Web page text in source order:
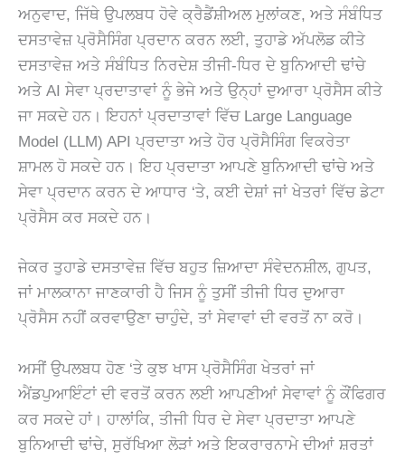
ਅਨੁਵਾਦ, ਜਿੱਥੇ ਉਪਲਬਧ ਹੋਵੇ ਕ੍ਰੈਡੈਂਸ਼ੀਅਲ ਮੁਲਾਂਕਣ, ਅਤੇ ਸੰਬੰਧਿਤ
ਦਸਤਾਵੇਜ਼ ਪ੍ਰੋਸੈਸਿੰਗ ਪ੍ਰਦਾਨ ਕਰਨ ਲਈ, ਤੁਹਾਡੇ ਅੱਪਲੋਡ ਕੀਤੇ
ਦਸਤਾਵੇਜ਼ ਅਤੇ ਸੰਬੰਧਿਤ ਨਿਰਦੇਸ਼ ਤੀਜੀ-ਧਿਰ ਦੇ ਬੁਨਿਆਦੀ ਢਾਂਚੇ
ਅਤੇ AI ਸੇਵਾ ਪ੍ਰਦਾਤਾਵਾਂ ਨੂੰ ਭੇਜੇ ਅਤੇ ਉਨ੍ਹਾਂ ਦੁਆਰਾ ਪ੍ਰੋਸੈਸ ਕੀਤੇ
ਜਾ ਸਕਦੇ ਹਨ। ਇਹਨਾਂ ਪ੍ਰਦਾਤਾਵਾਂ ਵਿੱਚ Large Language
Model (LLM) API ਪ੍ਰਦਾਤਾ ਅਤੇ ਹੋਰ ਪ੍ਰੋਸੈਸਿੰਗ ਵਿਕਰੇਤਾ
ਸ਼ਾਮਲ ਹੋ ਸਕਦੇ ਹਨ। ਇਹ ਪ੍ਰਦਾਤਾ ਆਪਣੇ ਬੁਨਿਆਦੀ ਢਾਂਚੇ ਅਤੇ
ਸੇਵਾ ਪ੍ਰਦਾਨ ਕਰਨ ਦੇ ਆਧਾਰ ‘ਤੇ, ਕਈ ਦੇਸ਼ਾਂ ਜਾਂ ਖੇਤਰਾਂ ਵਿੱਚ ਡੇਟਾ
ਪ੍ਰੋਸੈਸ ਕਰ ਸਕਦੇ ਹਨ।
ਜੇਕਰ ਤੁਹਾਡੇ ਦਸਤਾਵੇਜ਼ ਵਿੱਚ ਬਹੁਤ ਜ਼ਿਆਦਾ ਸੰਵੇਦਨਸ਼ੀਲ, ਗੁਪਤ,
ਜਾਂ ਮਾਲਕਾਨਾ ਜਾਣਕਾਰੀ ਹੈ ਜਿਸ ਨੂੰ ਤੁਸੀਂ ਤੀਜੀ ਧਿਰ ਦੁਆਰਾ
ਪ੍ਰੋਸੈਸ ਨਹੀਂ ਕਰਵਾਉਣਾ ਚਾਹੁੰਦੇ, ਤਾਂ ਸੇਵਾਵਾਂ ਦੀ ਵਰਤੋਂ ਨਾ ਕਰੋ।
ਅਸੀਂ ਉਪਲਬਧ ਹੋਣ ‘ਤੇ ਕੁਝ ਖਾਸ ਪ੍ਰੋਸੈਸਿੰਗ ਖੇਤਰਾਂ ਜਾਂ
ਐਂਡਪੁਆਇੰਟਾਂ ਦੀ ਵਰਤੋਂ ਕਰਨ ਲਈ ਆਪਣੀਆਂ ਸੇਵਾਵਾਂ ਨੂੰ ਕੌਂਫਿਗਰ
ਕਰ ਸਕਦੇ ਹਾਂ। ਹਾਲਾਂਕਿ, ਤੀਜੀ ਧਿਰ ਦੇ ਸੇਵਾ ਪ੍ਰਦਾਤਾ ਆਪਣੇ
ਬੁਨਿਆਦੀ ਢਾਂਚੇ, ਸੁਰੱਖਿਆ ਲੋੜਾਂ ਅਤੇ ਇਕਰਾਰਨਾਮੇ ਦੀਆਂ ਸ਼ਰਤਾਂ